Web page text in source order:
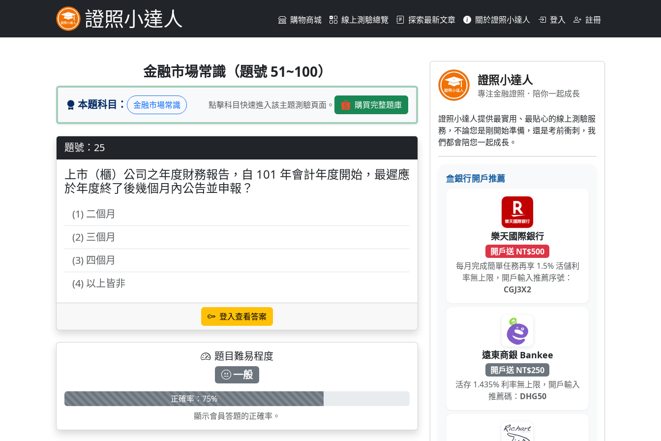
證照小達人 購物商城 線上測驗總覽 探索最新文章 關於證照小達人 登入 註冊
上市（櫃）公司之年度財務報告，自 101 年會計年度開始，最遲應
金融市場常識（題號 51~100）
本題科目： 金融市場常識 點擊科目快速進入該主題測驗頁面。 購買完整題庫
題號：25
上市（櫃）公司之年度財務報告，自 101 年會計年度開始，最遲應
於年度終了後幾個月內公告並申報？
(1) 二個月
(2) 三個月
(3) 四個月
(4) 以上皆非
登入查看答案
題目難易程度
一般
正確率：75%
顯示會員答題的正確率。
證照小達人
專注金融證照．陪你一起成長
證照小達人提供最實用、最貼心的線上測驗服
務，不論您是剛開始準備，還是考前衝刺，我
們都會陪您一起成長。
銀行開戶推薦
樂天國際銀行
開戶送 NT$500
每月完成簡單任務再享 1.5% 活儲利
率無上限，開戶輸入推薦序號：
CGJ3X2
遠東商銀 Bankee
開戶送 NT$250
活存 1.435% 利率無上限，開戶輸入
推薦碼： DHG50